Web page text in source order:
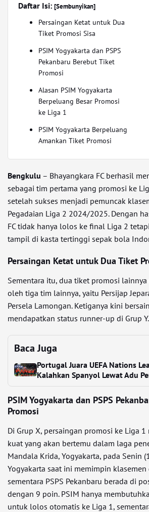
Daftar Isi: [Sembunyikan]
Persaingan Ketat untuk Dua
Tiket Promosi Sisa
PSIM Yogyakarta dan PSPS
Pekanbaru Berebut Tiket
Promosi
Alasan PSIM Yogyakarta
Berpeluang Besar Promosi
ke Liga 1
PSIM Yogyakarta Berpeluang
Amankan Tiket Promosi
Bengkulu – Bhayangkara FC berhasil
sebagai tim pertama yang promosi ke
setelah sukses menjadi pemuncak
Pegadaian Liga 2 2024/2025. Dengan
FC tidak hanya lolos ke final Liga 2
tampil di kasta tertinggi sepak bola
Persaingan Ketat untuk Dua Tiket
Sementara itu, dua tiket promosi
oleh tiga tim lainnya, yaitu Persijap
Persela Lamongan. Ketiganya kini
mendapatkan status runner-up di Grup Y.
Baca Juga
Portugal Juara UEFA Nations
Kalahkan Spanyol Lewat Adu
PSIM Yogyakarta dan PSPS
Promosi
Di Grup X, persaingan promosi ke Liga
kuat yang akan bertemu dalam laga
Mandala Krida, Yogyakarta, pada Senin
Yogyakarta saat ini memimpin
sementara PSPS Pekanbaru berada di
dengan 9 poin. PSIM hanya
untuk lolos otomatis ke Liga 1,